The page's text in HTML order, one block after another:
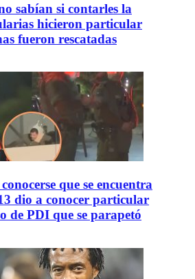
sabían si contarles la
hicieron particular
fueron rescatadas
que se encuentra
dio a conocer particular
de PDI que se parapetó